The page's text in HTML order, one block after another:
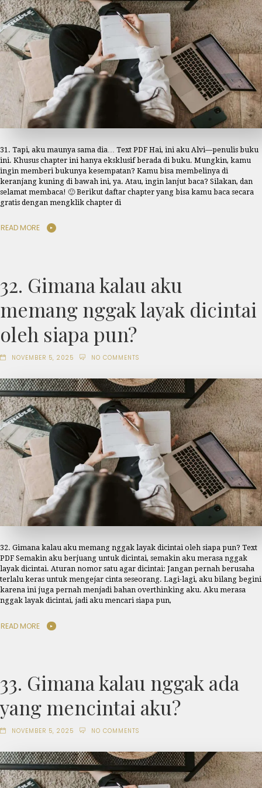
31. Tapi, aku maunya sama dia… Text PDF Hai, ini aku Alvi—penulis buku
ini. Khusus chapter ini hanya eksklusif berada di buku. Mungkin, kamu
ingin memberi bukunya kesempatan? Kamu bisa membelinya di
keranjang kuning di bawah ini, ya. Atau, ingin lanjut baca? Silakan, dan
selamat membaca! 🙂 Berikut daftar chapter yang bisa kamu baca secara
gratis dengan mengklik chapter di
READ MORE
32. Gimana kalau aku
memang nggak layak dicintai
oleh siapa pun?
NOVEMBER 5, 2025 NO COMMENTS
32. Gimana kalau aku memang nggak layak dicintai oleh siapa pun? Text
PDF Semakin aku berjuang untuk dicintai, semakin aku merasa nggak
layak dicintai. Aturan nomor satu agar dicintai: Jangan pernah berusaha
terlalu keras untuk mengejar cinta seseorang. Lagi-lagi, aku bilang begini
karena ini juga pernah menjadi bahan overthinking aku. Aku merasa
nggak layak dicintai, jadi aku mencari siapa pun,
READ MORE
33. Gimana kalau nggak ada
yang mencintai aku?
NOVEMBER 5, 2025 NO COMMENTS